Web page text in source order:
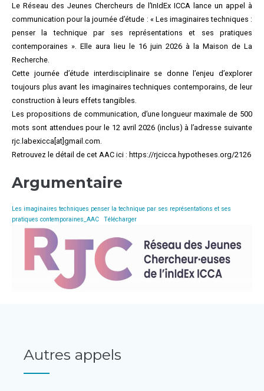
Le Réseau des Jeunes Chercheurs de l’InIdEx ICCA lance un appel à
communication pour la journée d’étude : « Les imaginaires techniques :
penser la technique par ses représentations et ses pratiques
contemporaines ». Elle aura lieu le 16 juin 2026 à la Maison de La
Recherche.
Cette journée d’étude interdisciplinaire se donne l’enjeu d’explorer
toujours plus avant les imaginaires techniques contemporains, de leur
construction à leurs effets tangibles.
Les propositions de communication, d’une longueur maximale de 500
mots sont attendues pour le 12 avril 2026 (inclus) à l’adresse suivante
rjc.labexicca[at]gmail.com.
Retrouvez le détail de cet AAC ici : https://rjcicca.hypotheses.org/2126
Argumentaire
Les imaginaires techniques penser la technique par ses représentations et ses
pratiques contemporaines_AAC
Télécharger
Autres appels